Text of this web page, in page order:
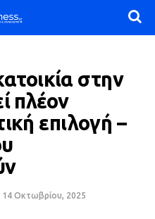
στην
πλέον
επιλογή –
14 Οκτωβρίου, 2025